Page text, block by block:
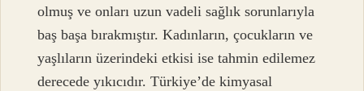
olmuş ve onları uzun vadeli sağlık sorunlarıyla
baş başa bırakmıştır. Kadınların, çocukların ve
yaşlıların üzerindeki etkisi ise tahmin edilemez
derecede yıkıcıdır. Türkiye’de kimyasal